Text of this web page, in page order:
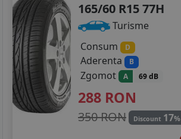
225/70R15
255/75R15
185/75R16
195/45R16
195/50R16
165/60 R15 77H
Turisme
Consum
D
Aderenta B
Zgomot A 69 dB
288 RON
350 RON Discount 17%